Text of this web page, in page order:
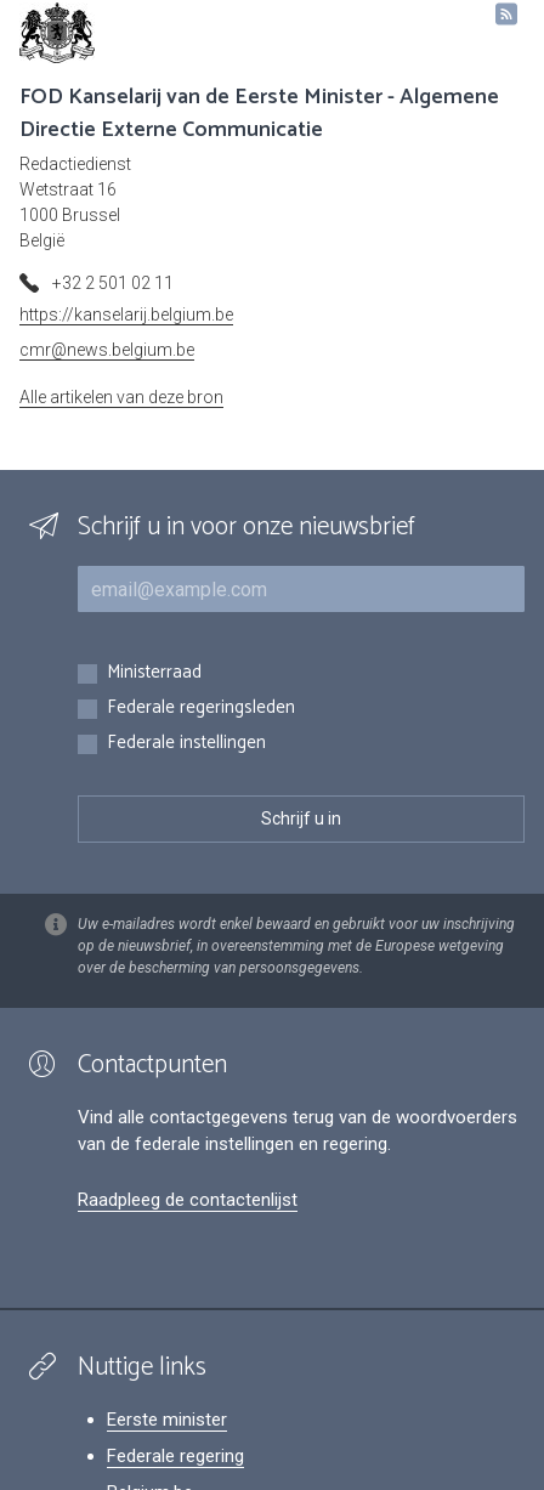
FOD Kanselarij van de Eerste Minister - Algemene
Directie Externe Communicatie
Redactiedienst
Wetstraat 16
1000 Brussel
België
+32 2 501 02 11
https://kanselarij.belgium.be
cmr@news.belgium.be
Alle artikelen van deze bron
Schrijf u in voor onze nieuwsbrief
E-mail
Inschrijvingen
Ministerraad
Federale regeringsleden
Federale instellingen
Uw e-mailadres wordt enkel bewaard en gebruikt voor uw inschrijving
op de nieuwsbrief, in overeenstemming met de Europese wetgeving
over de bescherming van persoonsgegevens.
Contactpunten
Vind alle contactgegevens terug van de woordvoerders
van de federale instellingen en regering.
Raadpleeg de contactenlijst
Nuttige links
Eerste minister
Federale regering